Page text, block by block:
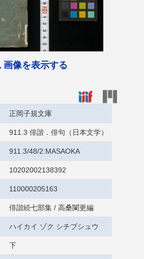
画像を表示する
正岡子規文庫
911.3 俳諧．俳句（日本文学）
911.3/48/2:MASAOKA
10202002138392
110000205163
俳諧続七部集 / 高桑闌更編
ハイカイ ゾク シチブシュウ
下